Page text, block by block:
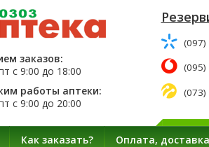
заказов:
с9:00 до 18:00
работы аптеки:
с9:00 до 20:00
(097)
(095)
(073)
Как заказать? Оплата, доставка